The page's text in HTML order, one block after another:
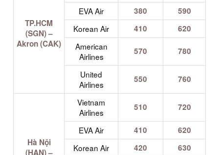
TP.HCM
(SGN) –
Akron (CAK)
EVA Air 380
590
Korean Air
410
620
American
Airlines
570 780
United
Airlines
550 760
Hà Nội
(HAN) –
Vietnam
Airlines
510 720
EVA Air 410
620
Korean Air
420
630